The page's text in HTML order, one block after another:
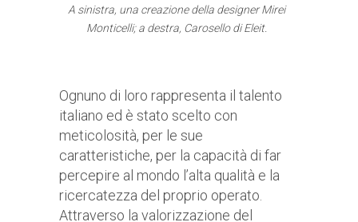
A sinistra, una creazione della designer Mirei
Monticelli; a destra, Carosello di Eleit.
Ognuno di loro rappresenta il talento
italiano ed è stato scelto con
meticolosità, per le sue
caratteristiche, per la capacità di far
percepire al mondo l’alta qualità e la
ricercatezza del proprio operato.
Attraverso la valorizzazione del